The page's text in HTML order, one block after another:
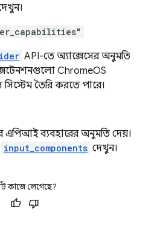
API-তে অ্যাক্সেসের অনুমতি
ChromeOS
তৈরি করতে পারে।
ব্যবহারের অনুমতি দেয়।
input_components দেখুন।
কাজে লেগেছে?